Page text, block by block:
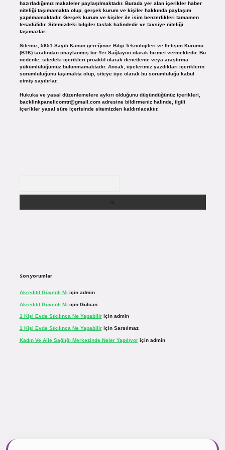
hazırladığımız makaleler paylaşılmaktadır. Burada yer alan içerikler haber
niteliği taşımamakta olup, gerçek kurum ve kişiler hakkında paylaşım
yapılmamaktadır. Gerçek kurum ve kişiler ile isim benzerlikleri tamamen
tesadüfidir. Sitemizdeki bilgiler taslak halindedir ve tavsiye niteliği
taşımazlar.
Sitemiz, 5651 Sayılı Kanun gereğince Bilgi Teknolojileri ve İletişim Kurumu
(BTK) tarafından onaylanmış bir Yer Sağlayıcı olarak hizmet vermektedir. Bu
nedenle, sitedeki içerikleri proaktif olarak denetleme veya araştırma
yükümlülüğümüz bulunmamaktadır. Ancak, üyelerimiz yazdıkları içeriklerin
sorumluluğunu taşımakta olup, siteye üye olarak bu sorumluluğu kabul
etmiş sayılırlar.
Hukuka ve yasal düzenlemelere aykırı olduğunu düşündüğünüz içerikleri,
backlinkpanelicomtr@gmail.comadresine bildirmeniz halinde, ilgili
içerikler yasal süre içerisinde sitemizden kaldırılacaktır.
Son yorumlar
Akreditif Güvenli Mi için admin
Akreditif Güvenli Mi için Gülcan
1 Kişi Evde Sıkılınca Ne Yapabiliriçin admin
1 Kişi Evde Sıkılınca Ne Yapabiliriçin Sarsılmaz
Kadın Ve Aile Sağlığı Merkezinde Neler Yapılıyoriçin admin